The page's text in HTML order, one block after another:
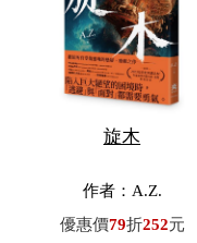
旋木
作者：A.Z.
優惠價79折252元